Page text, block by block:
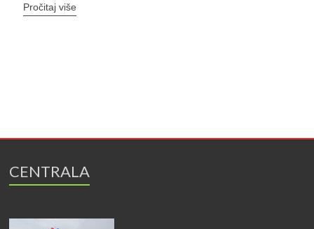
Pročitaj više
CENTRALA